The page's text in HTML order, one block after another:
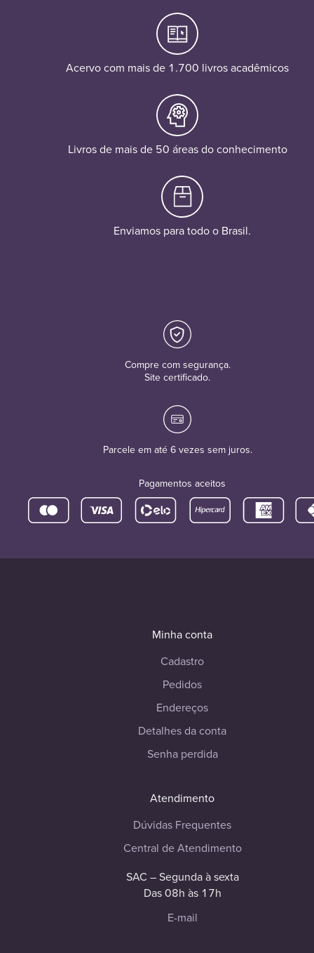
Acervo com mais de 1.700 livros acadêmicos
Livros de mais de 50 áreas do conhecimento
Enviamos para todo o Brasil.
Compre com segurança.
Site certificado.
Parcele em até 6 vezes sem juros.
Pagamentos aceitos
Minha conta
Cadastro
Pedidos
Endereços
Detalhes da conta
Senha perdida
Atendimento
Dúvidas Frequentes
Central de Atendimento
SAC – Segunda à sexta
Das 08h às 17h
E-mail